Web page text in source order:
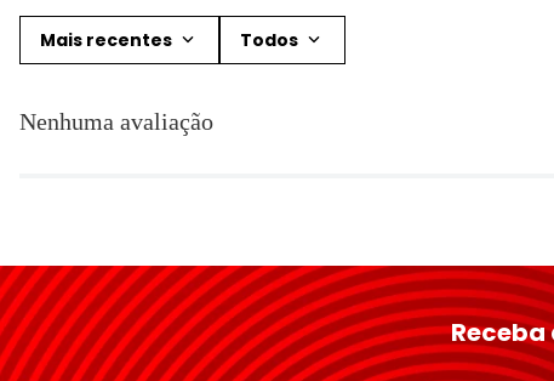
Título
★★★★★
Seu nome
Mais recentes Todos
Nenhuma avaliação